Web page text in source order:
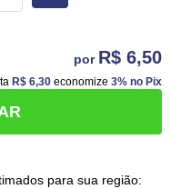
por R$ 6,50
R$ 6,30 economize 3% no Pix
para sua região: